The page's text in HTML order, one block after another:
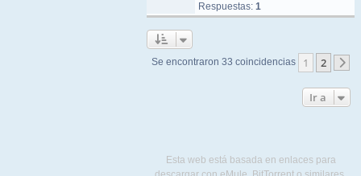
Respuestas: 1
Se encontraron 33 coincidencias 1 2
Ir a
Esta web está basada en enlaces para